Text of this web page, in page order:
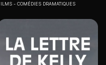
COMÉDIES DRAMATIQUES